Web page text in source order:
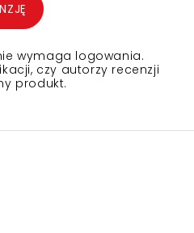
wymaga logowania.
czy autorzy recenzji
produkt.